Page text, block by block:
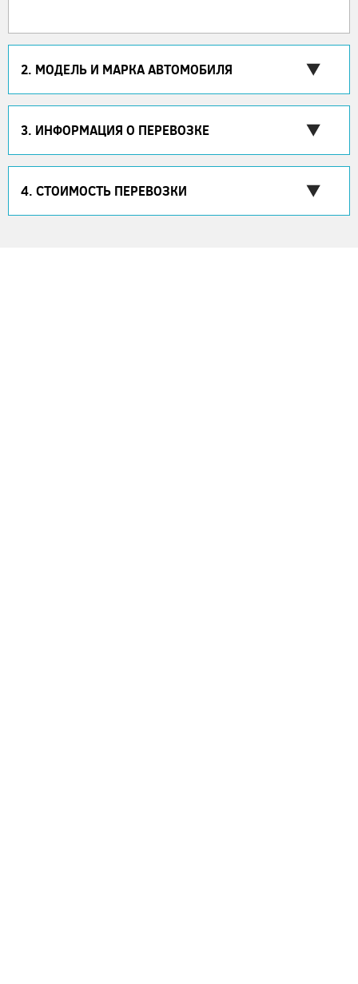
2. МОДЕЛЬ И МАРКА АВТОМОБИЛЯ
3. ИНФОРМАЦИЯ О ПЕРЕВОЗКЕ
4. СТОИМОСТЬ ПЕРЕВОЗКИ